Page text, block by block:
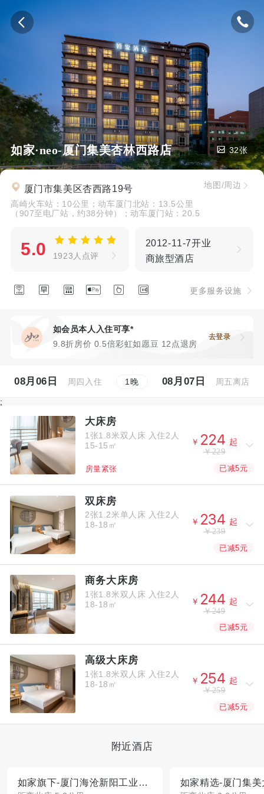
如家·neo-厦门集美杏林西路店 32张
厦门市集美区杏西路19号
高崎火车站：10公里；动车厦门北站：13.5公里
（907至电厂站，约38分钟）；动车厦门站：20.5
地图/周边
5.0 1923人点评
2012-11-7开业
商旅型酒店
      更多服务设施
如会员本人入住可享*
9.8折房价 0.5倍彩虹如愿豆 12点退房
去登录
08月06日 周四入住 1晚 08月07日 周五离店
;
大床房
1张1.8米双人床 入住2人
15-15㎡
￥  起
￥229
房量紧张 已减5元
双床房
2张1.2米单人床 入住2人
18-18㎡
￥  起
￥239
已减5元
商务大床房
1张1.8米双人床 入住2人
18-18㎡
￥  起
￥249
已减5元
高级大床房
1张1.8米双人床 入住2人
18-18㎡
￥  起
￥259
已减5元
附近酒店
如家旗下-厦门海沧新阳工业区UP华驿精选酒店 如家精选-厦门集美